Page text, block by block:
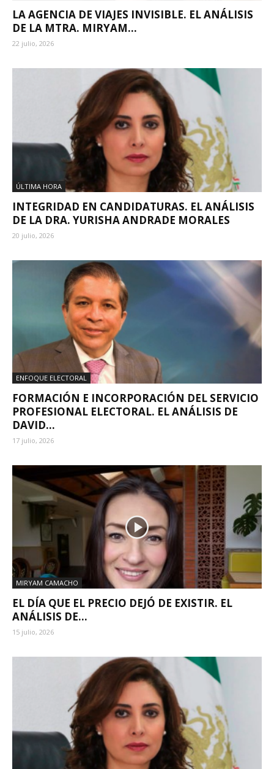
LA AGENCIA DE VIAJES INVISIBLE. EL ANÁLISIS
DE LA MTRA. MIRYAM...
22 julio, 2026
ÚLTIMA HORA
INTEGRIDAD EN CANDIDATURAS. EL ANÁLISIS
DE LA DRA. YURISHA ANDRADE MORALES
20 julio, 2026
ENFOQUE ELECTORAL
FORMACIÓN E INCORPORACIÓN DEL SERVICIO
PROFESIONAL ELECTORAL. EL ANÁLISIS DE
DAVID...
17 julio, 2026
MIRYAM CAMACHO
EL DÍA QUE EL PRECIO DEJÓ DE EXISTIR. EL
ANÁLISIS DE...
15 julio, 2026